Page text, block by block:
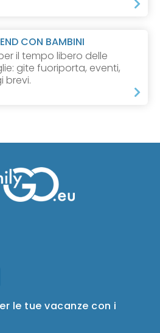
CON BAMBINI
il tempo libero delle
gite fuoriporta, eventi,
brevi.
le tue vacanze con i